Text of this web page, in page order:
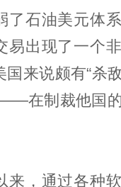
了石油美元体
易出现了一个
国来说颇有“杀
在制裁他国
来，通过各种